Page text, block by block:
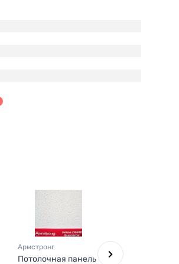
Армстронг
Потолочная панель